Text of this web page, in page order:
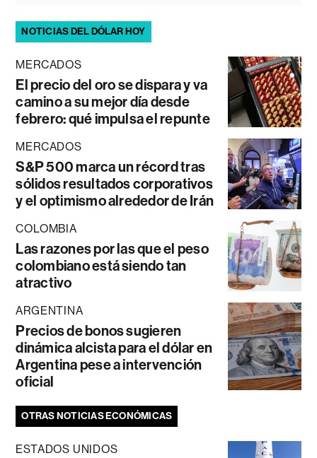
NOTICIAS DEL DÓLAR HOY
MERCADOS
El precio del oro se dispara y va
camino a su mejor día desde
febrero: qué impulsa el repunte
MERCADOS
S&P 500 marca un récord tras
sólidos resultados corporativos
y el optimismo alrededor de Irán
COLOMBIA
Las razones por las que el peso
colombiano está siendo tan
atractivo
ARGENTINA
Precios de bonos sugieren
dinámica alcista para el dólar en
Argentina pese a intervención
oficial
OTRAS NOTICIAS ECONÓMICAS
ESTADOS UNIDOS